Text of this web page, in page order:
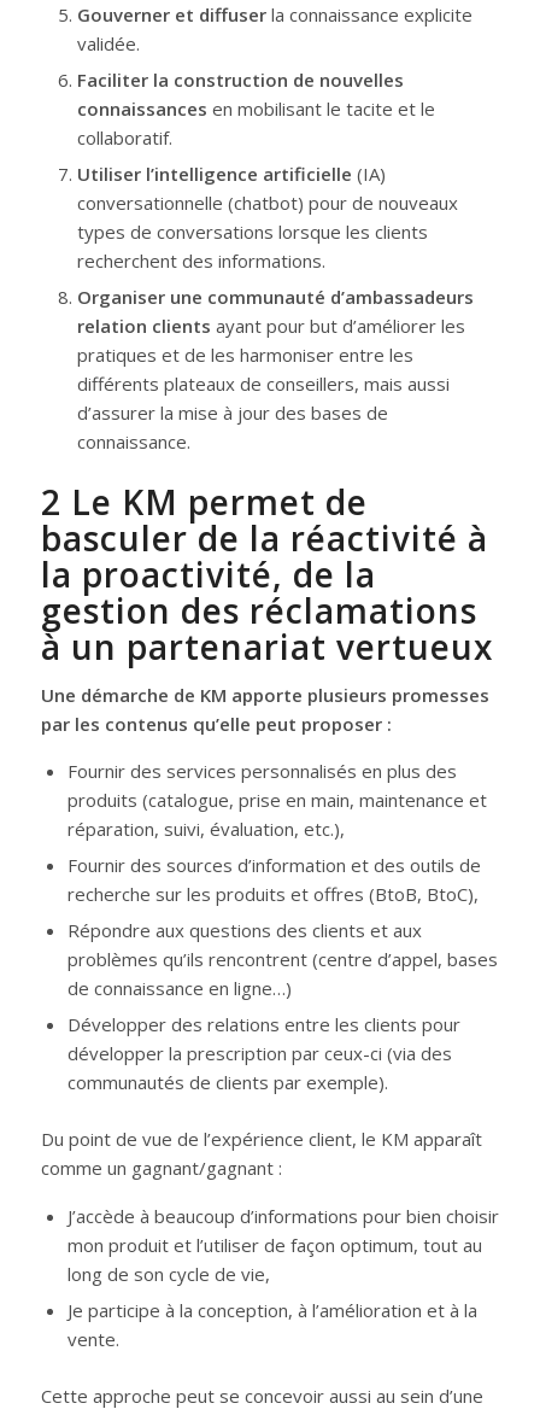
Gouverner et diffuser la connaissance explicite
validée.
Faciliter la construction de nouvelles
connaissances en mobilisant le tacite et le
collaboratif.
Utiliser l’intelligence artificielle (IA)
conversationnelle (chatbot) pour de nouveaux
types de conversations lorsque les clients
recherchent des informations.
Organiser une communauté d’ambassadeurs
relation clients ayant pour but d’améliorer les
pratiques et de les harmoniser entre les
différents plateaux de conseillers, mais aussi
d’assurer la mise à jour des bases de
connaissance.
2 Le KM permet de
basculer de la réactivité à
la proactivité, de la
gestion des réclamations
à un partenariat vertueux
Une démarche de KM apporte plusieurs promesses
par les contenus qu’elle peut proposer :
Fournir des services personnalisés en plus des
produits (catalogue, prise en main, maintenance et
réparation, suivi, évaluation, etc.),
Fournir des sources d’information et des outils de
recherche sur les produits et offres (BtoB, BtoC),
Répondre aux questions des clients et aux
problèmes qu’ils rencontrent (centre d’appel, bases
de connaissance en ligne…)
Développer des relations entre les clients pour
développer la prescription par ceux-ci (via des
communautés de clients par exemple).
Du point de vue de l’expérience client, le KM apparaît
comme un gagnant/gagnant :
J’accède à beaucoup d’informations pour bien choisir
mon produit et l’utiliser de façon optimum, tout au
long de son cycle de vie,
Je participe à la conception, à l’amélioration et à la
vente.
Cette approche peut se concevoir aussi au sein d’une